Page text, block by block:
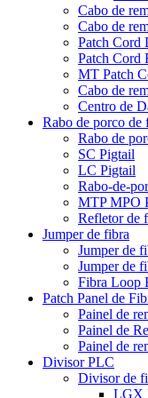
Cabo de
Cabo de
Patch Cord
Patch Cord
MT Patch
Cabo de
Centro de
Rabo de porco de
Rabo de
SC Pigtail
LC Pigtail
Rabo-de-
MTP MPO
Refletor de
Jumper de fibra
Jumper de
Jumper de
Fibra Loop
Patch Panel de
Painel de
Painel de
Painel de
Divisor PLC
Divisor de
LGX